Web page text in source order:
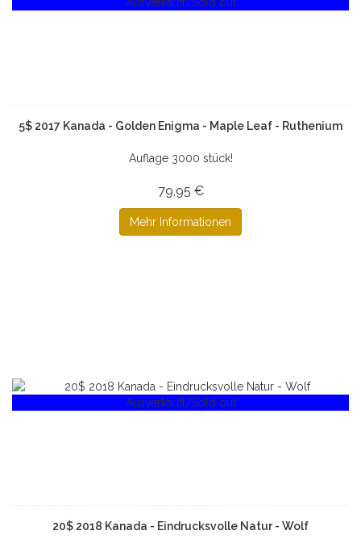
Ausverkauft/Sold out
5$ 2017 Kanada - Golden Enigma - Maple Leaf - Ruthenium
Auflage 3000 stück!
79,95 €
Mehr Informationen
Ausverkauft/Sold out
20$ 2018 Kanada - Eindrucksvolle Natur - Wolf